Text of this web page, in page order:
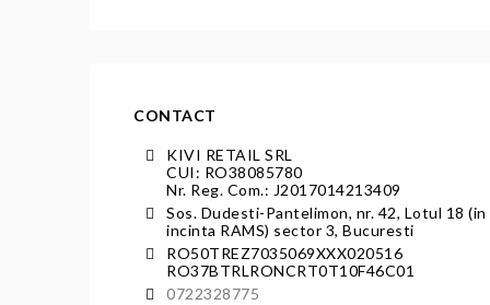
CONTACT
KIVI RETAIL SRL
CUI: RO38085780
Nr. Reg. Com.: J2017014213409
Sos. Dudesti-Pantelimon, nr. 42, Lotul 18 (in
incinta RAMS) sector 3, Bucuresti
RO50TREZ7035069XXX020516
RO37BTRLRONCRT0T10F46C01
0722328775